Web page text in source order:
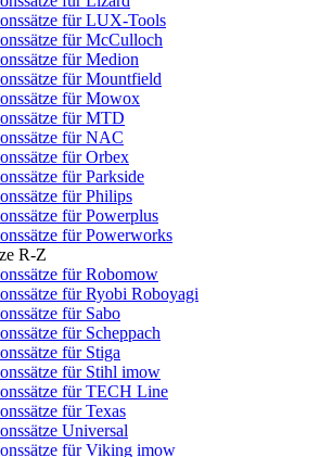
für LUX-Tools
für McCulloch
für Medion
für Mountfield
für Mowox
für MTD
für NAC
für Orbex
für Parkside
für Philips
für Powerplus
für Powerworks
R-Z
für Robomow
für Ryobi Roboyagi
für Sabo
für Scheppach
für Stiga
für Stihl imow
für TECH Line
für Texas
Universal
für Viking imow